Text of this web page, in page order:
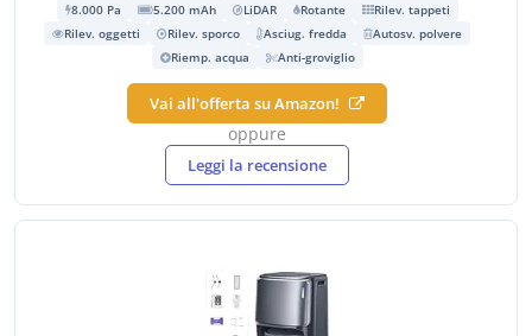
8.000 Pa 5.200 mAh LiDAR Rotante
Rilev. tappeti
Rilev. oggetti
Rilev. sporco Asciug. fredda
Autosv. polvere
Riemp. acqua
Anti-groviglio
Vai all'offerta su Amazon!
oppure
Leggi la recensione